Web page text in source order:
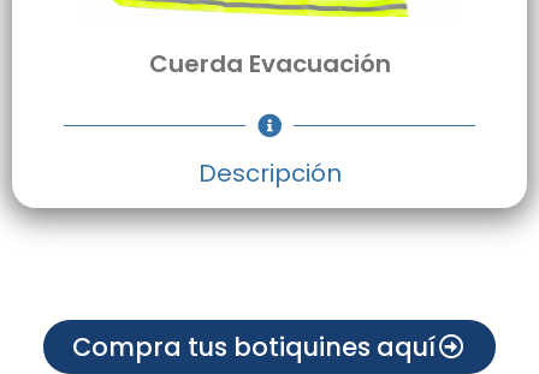
Cuerda Evacuación
Descripción
Compra tus botiquines aquí